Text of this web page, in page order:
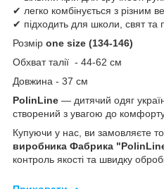
✔ легко комбінується з різним
✔ підходить для школи, свят та
Розмір one size (134-146)
Обхват талії - 44-62 см
Довжина - 37 см
PolinLine — дитячий одяг
створений з увагою до
Купуючи у нас, ви замовляєте
виробника Фабрика
контроль якості та швидку